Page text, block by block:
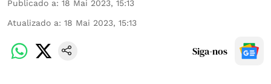
Publicado a: 18 Mai 2023, 15:13
Atualizado a: 18 Mai 2023, 15:13
Siga-nos